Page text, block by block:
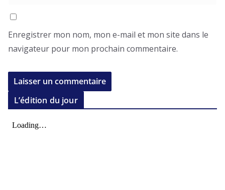
Enregistrer mon nom, mon e-mail et mon site dans le
navigateur pour mon prochain commentaire.
L’édition du jour